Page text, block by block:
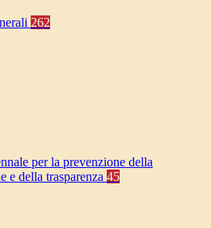
262
per la prevenzione della
e della trasparenza 45